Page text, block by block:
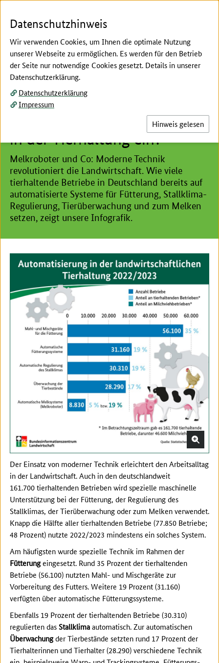
Hier beginnt der Hauptinhalt dieser Seite
Wie viele Betriebe setzen
Technik zur Automatisierung
in der Tierhaltung ein?
Melkroboter und Co: Moderne Technik
revolutioniert die Landwirtschaft. Wie viele
tierhaltende Betriebe in Deutschland bereits auf
automatisierte Systeme für Fütterung, Stallklima-
Regulierung, Tierüberwachung und zum Melken
setzen, zeigt unsere Infografik.
Der Einsatz von moderner Technik erleichtert den Arbeitsalltag
in der Landwirtschaft. Auch in den deutschlandweit
161.700 tierhaltenden Betrieben wird spezielle maschinelle
Unterstützung bei der Fütterung, der Regulierung des
Stallklimas, der Tierüberwachung oder zum Melken verwendet.
Knapp die Hälfte aller tierhaltenden Betriebe (77.850 Betriebe;
48 Prozent) nutzte 2022/2023 mindestens ein solches System.
Am häufigsten wurde spezielle Technik im Rahmen der
Fütterungeingesetzt. Rund 35 Prozent der tierhaltenden
Betriebe (56.100) nutzten Mahl- und Mischgeräte zur
Vorbereitung des Futters. Weitere 19 Prozent (31.160)
verfügten über automatische Fütterungssysteme.
Ebenfalls 19 Prozent der tierhaltenden Betriebe (30.310)
regulierten dasStallklimaautomatisch. Zur automatischen
Überwachungder Tierbestände setzten rund 17 Prozent der
Tierhalterinnen und Tierhalter (28.290) verschiedene Technik
Datenschutzhinweis
Wir verwenden Cookies, um Ihnen die optimale Nutzung
unserer Webseite zu ermöglichen. Es werden für den Betrieb
der Seite nur notwendige Cookies gesetzt. Details in unserer
Datenschutzerklärung.
Datenschutzerklärung
Impressum
Hinweis gelesen